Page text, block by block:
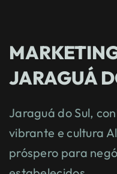
JARAGUÁ
Jaraguá do Sul,
vibrante e cultura
próspero para